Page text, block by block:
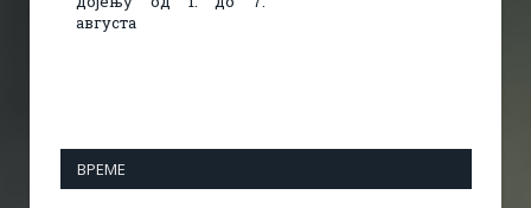
августа
ВРЕМЕ